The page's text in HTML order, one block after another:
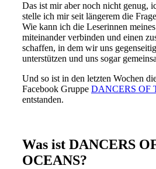
Das ist mir aber noch nicht genug,
stelle ich mir seit längerem die
Wie kann ich die Leserinnen
miteinander verbinden und einen
schaffen, in dem wir uns
unterstützen und uns sogar
Und so ist in den letzten Wochen
Facebook Gruppe DANCERS OF
entstanden.
Was ist DANCERS
OCEANS?